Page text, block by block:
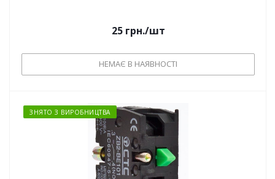
25грн./шт
НЕМАЄ В НАЯВНОСТІ
ЗНЯТО З ВИРОБНИЦТВА